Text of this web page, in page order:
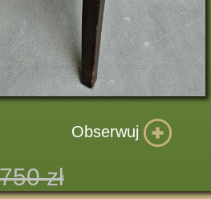
Obserwuj
zł